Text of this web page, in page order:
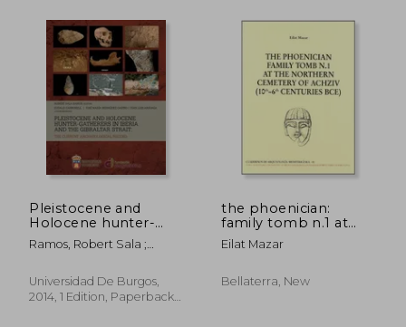
NT$ 1,092 NT$
Pleistocene and
Holocene hunter-
gatherers in Iberia
and the Gibraltar
archaeological record
Ramos, Robert Sala ;
Bermudez De Castro, Jose
Maria
Universidad De Burgos,
2014, 1 Edition, Paperback,
the phoenician:
family tomb n.1 at
the northem
cementery of achziv
bce)
Eilat Mazar
Bellaterra, New